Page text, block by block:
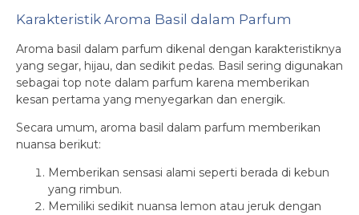
Karakteristik Aroma Basil dalam Parfum
Aroma basil dalam parfum dikenal dengan karakteristiknya
yang segar, hijau, dan sedikit pedas. Basil sering digunakan
sebagai top note dalam parfum karena memberikan
kesan pertama yang menyegarkan dan energik.
Secara umum, aroma basil dalam parfum memberikan
nuansa berikut:
Memberikan sensasi alami seperti berada di kebun
yang rimbun.
Memiliki sedikit nuansa lemon atau jeruk dengan